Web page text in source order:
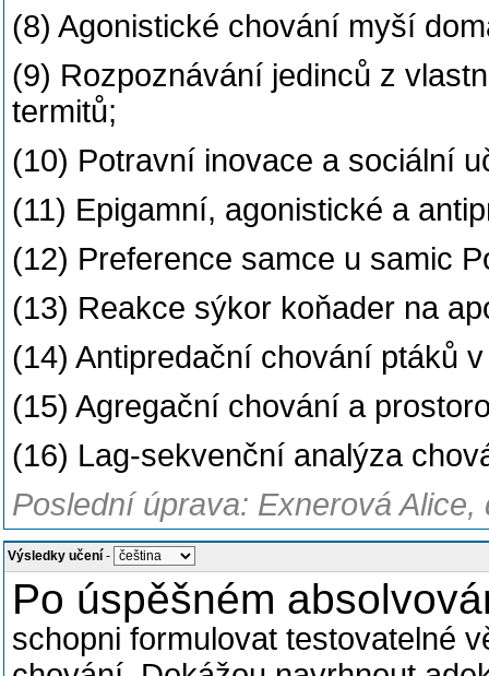
(8) Agonistické chování myší
(9) Rozpoznávání jedinců z
termitů;
(10) Potravní inovace a sociální
(11) Epigamní, agonistické a
(12) Preference samce u samic
(13) Reakce sýkor koňader na
(14) Antipredační chování ptáků
(15) Agregační chování a
(16) Lag-sekvenční analýza
Poslední úprava: Exnerová
Výsledky učení -
Po úspěšném
schopni formulovat testovatelné